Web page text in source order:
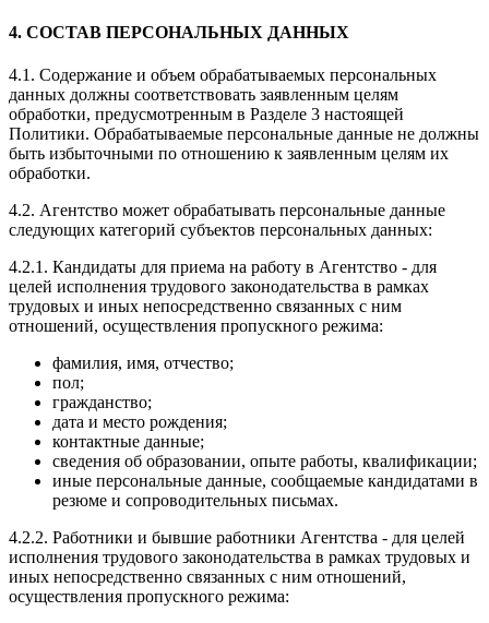
4. СОСТАВ ПЕРСОНАЛЬНЫХ ДАННЫХ
4.1. Содержание и объем обрабатываемых персональных
данных должны соответствовать заявленным целям
обработки, предусмотренным в Разделе 3 настоящей
Политики. Обрабатываемые персональные данные не должны
быть избыточными по отношению к заявленным целям их
обработки.
4.2. Агентство может обрабатывать персональные данные
следующих категорий субъектов персональных данных:
4.2.1. Кандидаты для приема на работу в Агентство - для
целей исполнения трудового законодательства в рамках
трудовых и иных непосредственно связанных с ним
отношений, осуществления пропускного режима:
фамилия, имя, отчество;
пол;
гражданство;
дата и место рождения;
контактные данные;
сведения об образовании, опыте работы, квалификации;
иные персональные данные, сообщаемые кандидатами в
резюме и сопроводительных письмах.
4.2.2. Работники и бывшие работники Агентства - для целей
исполнения трудового законодательства в рамках трудовых и
иных непосредственно связанных с ним отношений,
осуществления пропускного режима: